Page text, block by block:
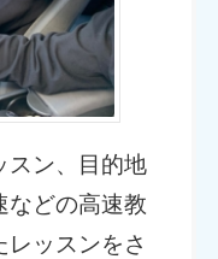
スン、目的地
などの高速教
ッスンをさ